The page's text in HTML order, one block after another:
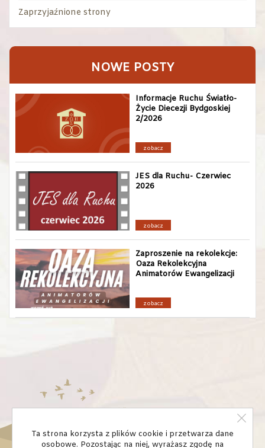
Ta strona korzysta z plików cookie i przetwarza dane
osobowe. Pozostając na niej, wyrażasz zgodę na
Zaprzyjaźnione strony
NOWE POSTY
Informacje Ruchu Światło-
Życie Diecezji Bydgoskiej
2/2026
zobacz
JES dla Ruchu- Czerwiec
2026
zobacz
Zaproszenie na rekolekcje:
Oaza Rekolekcyjna
Animatorów Ewangelizacji
zobacz